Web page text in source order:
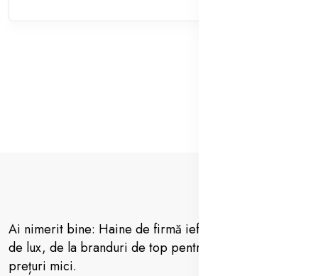
Ai nimerit bine: Haine de firmă ieftine, vestimentație
de lux, de la branduri de top pentru femei, barbați la
prețuri mici.